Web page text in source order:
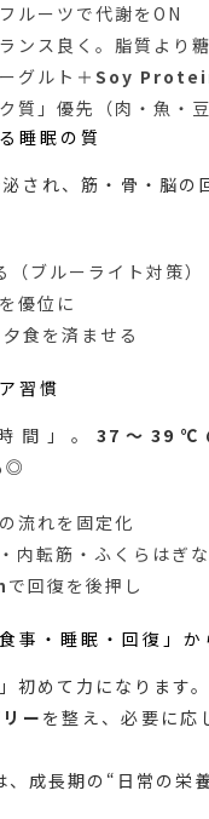
ルーツで代謝をON
ンス良く。脂質より
グルト＋Soy
質」優先（肉・魚・豆
睡眠の質
され、筋・骨・脳の
ブルーライト対策）
優位に
食を済ませる
習慣
間」。 37〜39℃
◎
流れを固定化
内転筋・ふくらはぎ
で回復を後押し
事・睡眠・回復」か
初めて力になります。
ー を整え、必要に応
長期の“日常の栄養